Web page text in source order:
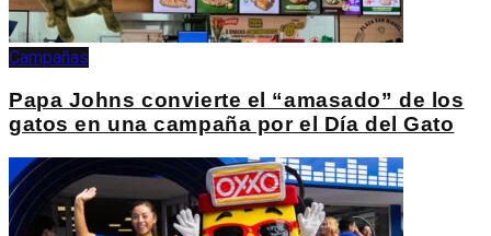
Campañas
Papa Johns convierte el “amasado” de los
gatos en una campaña por el Día del Gato